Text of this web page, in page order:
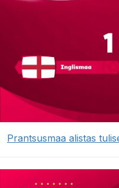
Prantsusmaa alistas